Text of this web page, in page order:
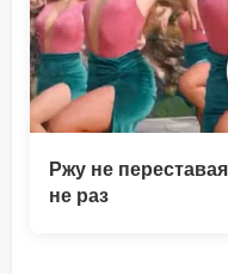
Ржу не
не раз